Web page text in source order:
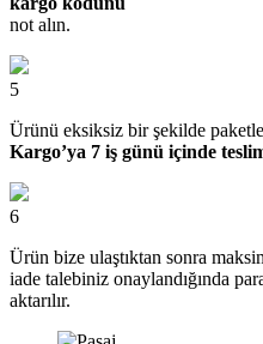
not alın.
5
Ürünü eksiksiz bir şekilde
Kargo’ya 7 iş günü içinde
6
Ürün bize ulaştıktan sonra
iade talebiniz onaylandığında
aktarılır.